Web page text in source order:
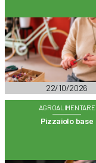
22/10/2026
AGROALIMENTARE
Pizzaiolo base